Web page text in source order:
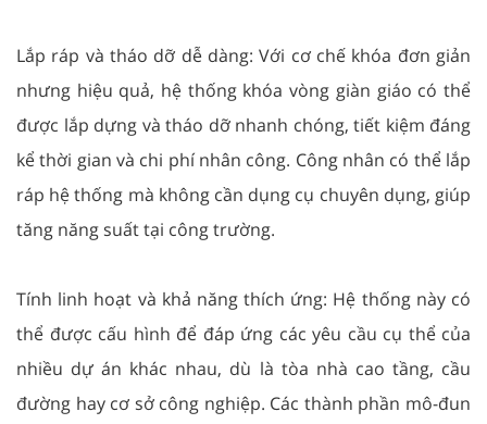
Lắp ráp và tháo dỡ dễ dàng: Với cơ chế khóa đơn giản
nhưng hiệu quả, hệ thống khóa vòng giàn giáo có thể
được lắp dựng và tháo dỡ nhanh chóng, tiết kiệm đáng
kể thời gian và chi phí nhân công. Công nhân có thể lắp
ráp hệ thống mà không cần dụng cụ chuyên dụng, giúp
tăng năng suất tại công trường.
Tính linh hoạt và khả năng thích ứng: Hệ thống này có
thể được cấu hình để đáp ứng các yêu cầu cụ thể của
nhiều dự án khác nhau, dù là tòa nhà cao tầng, cầu
đường hay cơ sở công nghiệp. Các thành phần mô-đun